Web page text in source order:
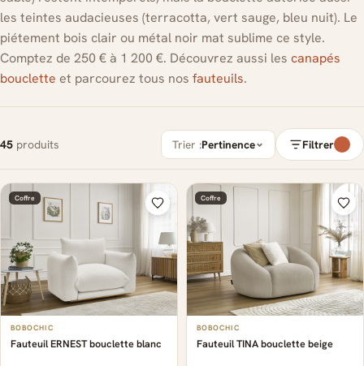
les teintes audacieuses (terracotta, vert sauge, bleu nuit). Le
piétement bois clair ou métal noir mat sublime ce style.
Comptez de 250 € à 1 200 €. Découvrez aussi les canapés
bouclette et parcourez tous nos fauteuils.
45 produits Trier :Pertinence Filtrer
Coffre
BOBOCHIC
Fauteuil ERNEST bouclette blanc
Coffre
BOBOCHIC
Fauteuil TINA bouclette beige